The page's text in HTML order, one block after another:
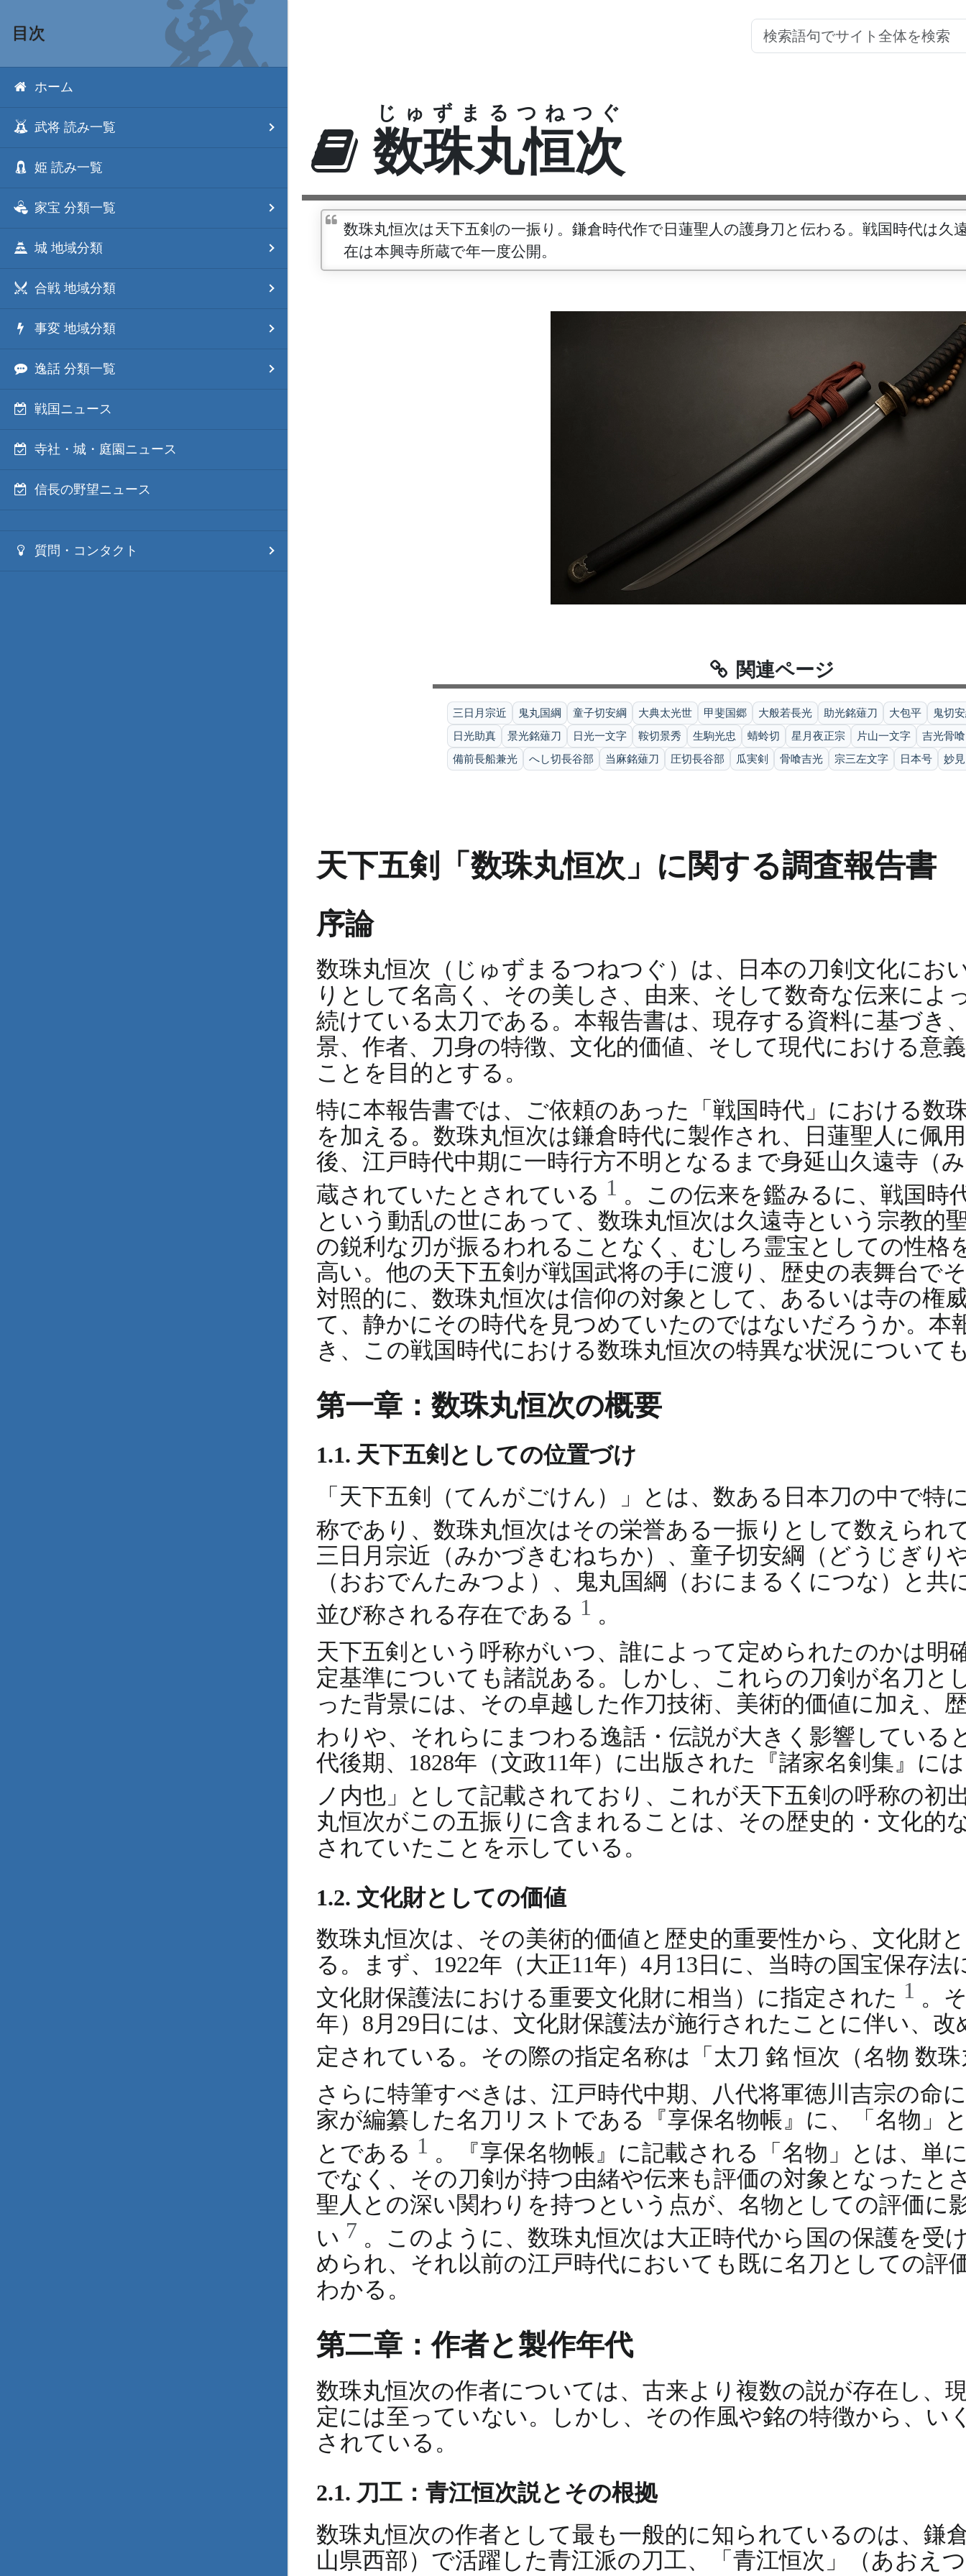
目次
ホーム
武将 読み一覧
姫 読み一覧
家宝 分類一覧
城 地域分類
合戦 地域分類
事変 地域分類
逸話 分類一覧
戦国ニュース
寺社・城・庭園ニュース
信長の野望ニュース
質問・コンタクト
数珠丸恒次
じゅずまるつねつぐ
数珠丸恒次は天下五剣の一振り。鎌倉時代作で日蓮聖人の護身刀と伝わる。戦国時代は久
在は本興寺所蔵で年一度公開。
関連ページ
三日月宗近 鬼丸国綱 童子切安綱 大典太光世 甲斐国郷 大般若長光 助光銘薙刀 大包平
鬼切
日光助真
景光銘薙刀 日光一文字 鞍切景秀 生駒光忠 蜻蛉切 星月夜正宗 片山一文字
吉光骨喰
備前長船兼光
へし切長谷部 当麻銘薙刀 圧切長谷部 瓜実剣 骨喰吉光 宗三左文字 日本号 妙
天下五剣「数珠丸恒次」に関する調査報告書
序論
数珠丸恒次（じゅずまるつねつぐ）は、日本の刀剣文化にお
りとして名高く、その美しさ、由来、そして数奇な伝来によ
続けている太刀である。本報告書は、現存する資料に基づき
景、作者、刀身の特徴、文化的価値、そして現代における意
ことを目的とする。
特に本報告書では、ご依頼のあった「戦国時代」における数
を加える。数珠丸恒次は鎌倉時代に製作され、日蓮聖人に佩
後、江戸時代中期に一時行方不明となるまで身延山久遠寺（
蔵されていたとされている 1 。この伝来を鑑みるに、戦国時
という動乱の世にあって、数珠丸恒次は久遠寺という宗教的
の鋭利な刃が振るわれることなく、むしろ霊宝としての性格
高い。他の天下五剣が戦国武将の手に渡り、歴史の表舞台で
対照的に、数珠丸恒次は信仰の対象として、あるいは寺の権
て、静かにその時代を見つめていたのではないだろうか。本
き、この戦国時代における数珠丸恒次の特異な状況について
第一章：数珠丸恒次の概要
1.1. 天下五剣としての位置づけ
「天下五剣（てんがごけん）」とは、数ある日本刀の中で特
称であり、数珠丸恒次はその栄誉ある一振りとして数えられ
三日月宗近（みかづきむねちか）、童子切安綱（どうじぎり
（おおでんたみつよ）、鬼丸国綱（おにまるくにつな）と共
並び称される存在である 1 。
天下五剣という呼称がいつ、誰によって定められたのかは明
定基準についても諸説ある。しかし、これらの刀剣が名刀と
った背景には、その卓越した作刀技術、美術的価値に加え、
わりや、それらにまつわる逸話・伝説が大きく影響している
代後期、1828年（文政11年）に出版された『諸家名剣集』に
ノ内也」として記載されており、これが天下五剣の呼称の初
丸恒次がこの五振りに含まれることは、その歴史的・文化的
されていたことを示している。
1.2. 文化財としての価値
数珠丸恒次は、その美術的価値と歴史的重要性から、文化財
る。まず、1922年（大正11年）4月13日に、当時の国宝保存
文化財保護法における重要文化財に相当）に指定された 1 。
年）8月29日には、文化財保護法が施行されたことに伴い、
定されている。その際の指定名称は「太刀 銘 恒次（名物 数
さらに特筆すべきは、江戸時代中期、八代将軍徳川吉宗の命
家が編纂した名刀リストである『享保名物帳』に、「名物」
とである 1 。『享保名物帳』に記載される「名物」とは、単
でなく、その刀剣が持つ由緒や伝来も評価の対象となったと
聖人との深い関わりを持つという点が、名物としての評価に
い 7 。このように、数珠丸恒次は大正時代から国の保護を受
められ、それ以前の江戸時代においても既に名刀としての評
わかる。
第二章：作者と製作年代
数珠丸恒次の作者については、古来より複数の説が存在し、
定には至っていない。しかし、その作風や銘の特徴から、い
されている。
2.1. 刀工：青江恒次説とその根拠
数珠丸恒次の作者として最も一般的に知られているのは、鎌
山県西部）で活躍した青江派の刀工、「青江恒次」（あおえ